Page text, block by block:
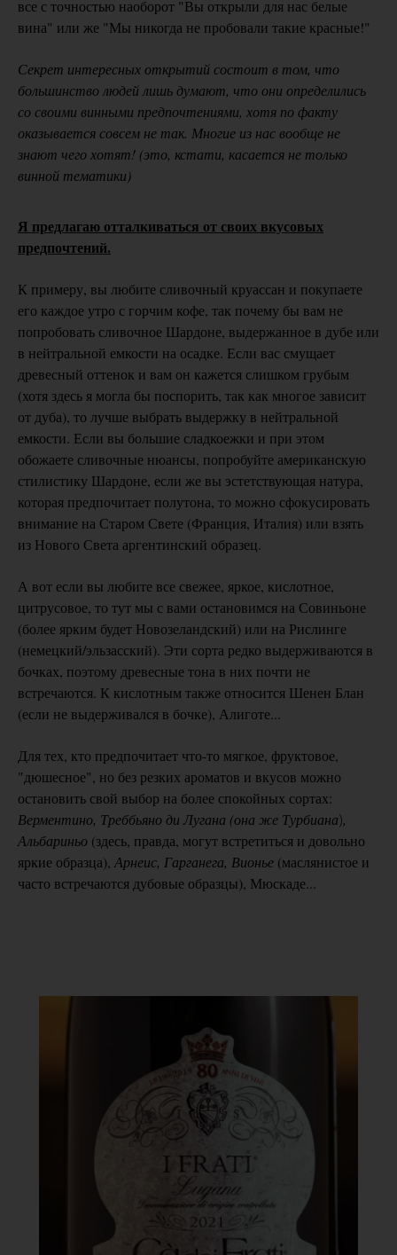
все с точностью наоборот "Вы открыли для нас белые
вина" или же "Мы никогда не пробовали такие красные!"
Секрет интересных открытий состоит в том, что
большинство людей лишь думают, что они определились
со своими винными предпочтениями, хотя по факту
оказывается совсем не так. Многие из нас вообще не
знают чего хотят! (это, кстати, касается не только
винной тематики)
Я предлагаю отталкиваться от своих вкусовых
предпочтений.
К примеру, вы любите сливочный круассан и покупаете
его каждое утро с горчим кофе, так почему бы вам не
попробовать сливочное Шардоне, выдержанное в дубе или
в нейтральной емкости на осадке. Если вас смущает
древесный оттенок и вам он кажется слишком грубым
(хотя здесь я могла бы поспорить, так как многое зависит
от дуба), то лучше выбрать выдержку в нейтральной
емкости. Если вы большие сладкоежки и при этом
обожаете сливочные нюансы, попробуйте американскую
стилистику Шардоне, если же вы эстетствующая натура,
которая предпочитает полутона, то можно сфокусировать
внимание на Старом Свете (Франция, Италия) или взять
из Нового Света аргентинский образец.
А вот если вы любите все свежее, яркое, кислотное,
цитрусовое, то тут мы с вами остановимся на Совиньоне
(более ярким будет Новозеландский) или на Рислинге
(немецкий/эльзасский). Эти сорта редко выдерживаются в
бочках, поэтому древесные тона в них почти не
встречаются. К кислотным также относится Шенен Блан
(если не выдерживался в бочке), Алиготе...
Для тех, кто предпочитает что-то мягкое, фруктовое,
"дюшесное", но без резких ароматов и вкусов можно
остановить свой выбор на более спокойных сортах:
Верментино, Треббьяно ди Лугана (она же Турбиана),
Альбариньо (здесь, правда, могут встретиться и довольно
яркие образца), Арнеис, Гарганега, Вионье (маслянистое и
часто встречаются дубовые образцы), Мюскаде...